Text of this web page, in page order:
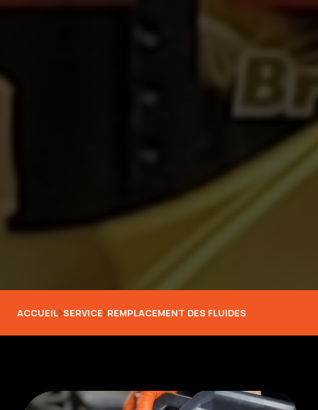
ACCUEIL SERVICE REMPLACEMENT DES FLUIDES